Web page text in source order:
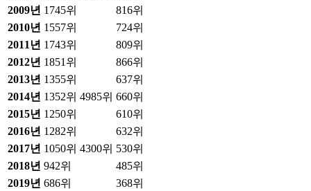
2009년 1745위
816위
2010년 1557위
724위
2011 년 1743위
809위
2012년 1851위
866위
2013년 1355위
637위
2014년 1352위 4985위 660위
2015년 1250위
610위
2016년 1282위
632위
2017년 1050위 4300위 530위
2018년 942위
485위
2019년 686위
368위